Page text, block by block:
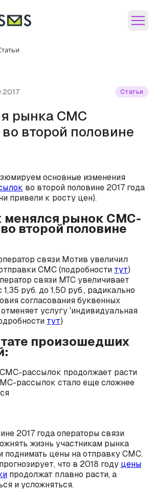
Статьи
рынка СМС
второй половине
основные изменения
во второй половине 2017 года
привели к росту цен).
менялся рынок СМС-
второй половине
связи Мотив увеличил
СМС (подробности тут)
связи МТС увеличивает
руб. до 1,50 руб., радикально
согласования буквенных
услугу 'индивидуальная
тут)
произошедших
рассылок продолжает расти
рассылок стало еще сложнее
2017 года операторы связи
жизнь участникам рынка
цены на отправку СМС.
что в 2018 году цены
продолжат плавно расти, а
и усложняться.